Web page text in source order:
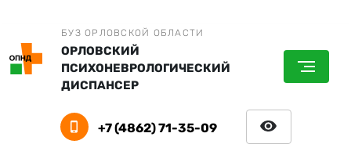
БУЗ ОРЛОВСКОЙ ОБЛАСТИ
ОРЛОВСКИЙ
ПСИХОНЕВРОЛОГИЧЕСКИЙ
ДИСПАНСЕР
+7 (4862) 71-35-09